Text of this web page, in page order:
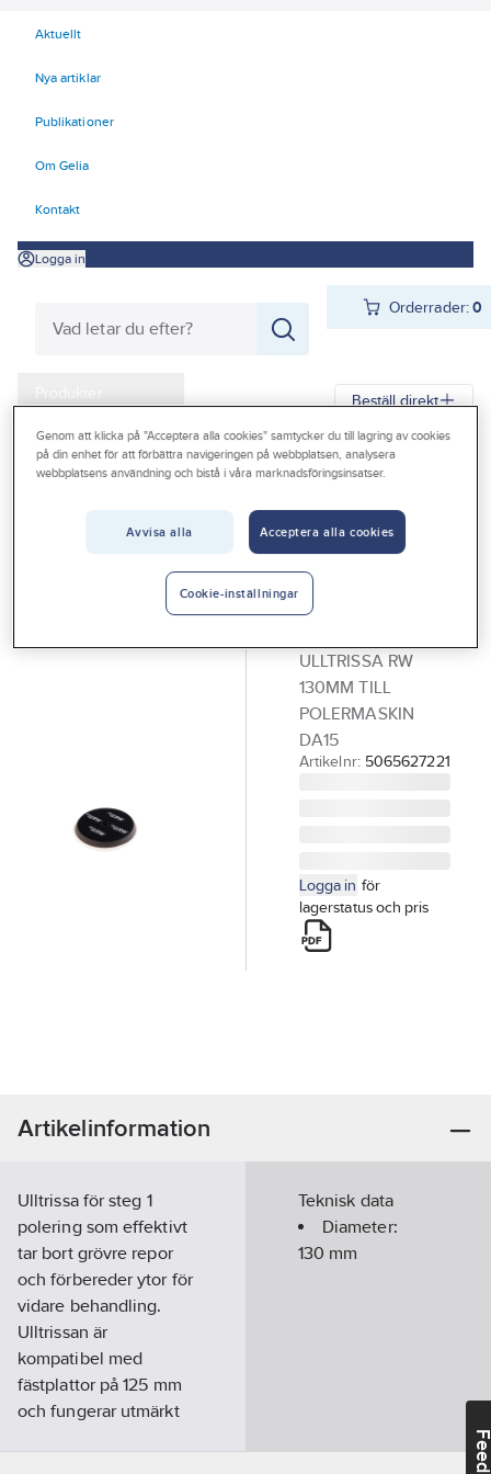
Aktuellt
Nya artiklar
Publikationer
Om Gelia
Kontakt
Logga in
Orderrader:0
Produkter
Kampanjer
Outlet
Beställ direkt
Gelia Produkter
Gelia Verktyg, maskiner & hantering
GÖRDETMEDRW
Ulltrissa till
polermaskin,
ULLTRISSA RW
130MM TILL
POLERMASKIN
DA15
Artikelnr: 5065627221
Logga in för
lagerstatus och pris
Artikelinformation
Ulltrissa för steg 1
polering som effektivt
tar bort grövre repor
och förbereder ytor för
vidare behandling.
Ulltrissan är
kompatibel med
fästplattor på 125 mm
och fungerar utmärkt
Teknisk data
Diameter:
130 mm
Genom att klicka på "Acceptera alla cookies" samtycker du till lagring av cookies
på din enhet för att förbättra navigeringen på webbplatsen, analysera
webbplatsens användning och bistå i våra marknadsföringsinsatser.
Avvisa alla Acceptera alla cookies
Cookie-inställningar